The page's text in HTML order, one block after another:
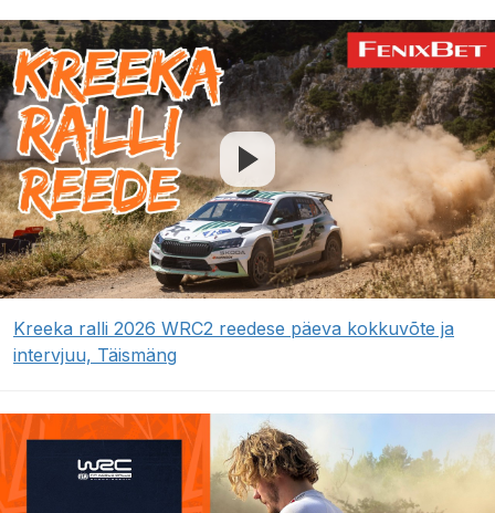
Kreeka ralli 2026 WRC2 reedese päeva kokkuvõte ja
intervjuu, Täismäng